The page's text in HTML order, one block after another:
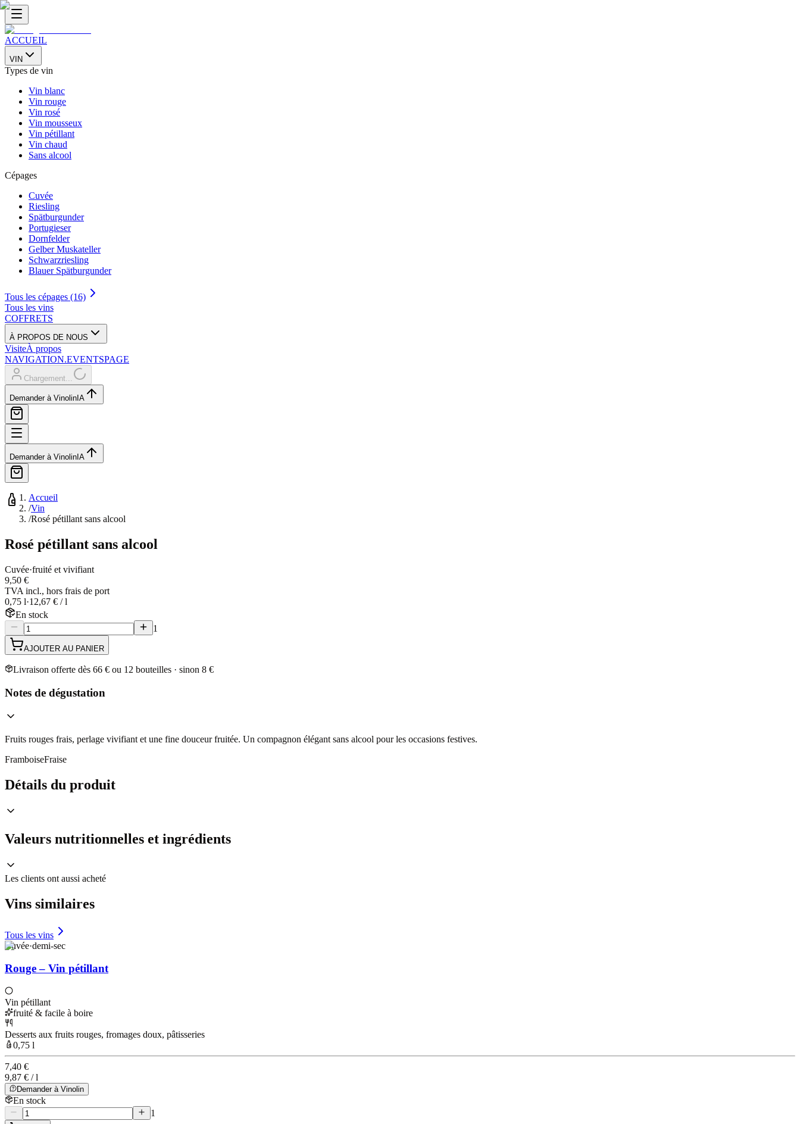
ACCUEIL
VIN
Types de vin
Vin blanc
Vin rouge
Vin rosé
Vin mousseux
Vin pétillant
Vin chaud
Sans alcool
Cépages
Cuvée
Riesling
Spätburgunder
Portugieser
Dornfelder
Gelber Muskateller
Schwarzriesling
Blauer Spätburgunder
Tous les cépages (16)
Tous les vins
COFFRETS
À PROPOS DE NOUS
VisiteÀ propos
NAVIGATION.EVENTSPAGE
Chargement...
Demander à Vinolin IA
Demander à Vinolin IA
Accueil
/Vin
/Rosé pétillant sans alcool
Rosé pétillant sans alcool
Cuvée·fruité et vivifiant
9,50 €
TVA incl., hors frais de port
0,75 l·12,67 € / l
En stock
1
AJOUTER AU PANIER
Livraison offerte dès 66 € ou 12 bouteilles · sinon 8 €
Notes de dégustation
Fruits rouges frais, perlage vivifiant et une fine douceur fruitée. Un compagnon élégant sans alcool pour les occasions festives.
FramboiseFraise
Détails du produit
Valeurs nutritionnelles et ingrédients
Les clients ont aussi acheté
Vins similaires
Tous les vins
Cuvée·demi-sec
Rouge – Vin pétillant
Vin pétillant
fruité & facile à boire
Desserts aux fruits rouges, fromages doux, pâtisseries
0,75 l
7,40 €
9,87 € / l
Demander à Vinolin
En stock
1